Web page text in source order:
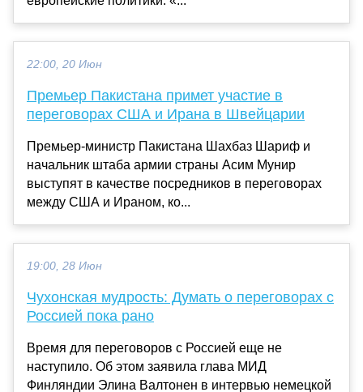
22:00, 20 Июн
Премьер Пакистана примет участие в
переговорах США и Ирана в Швейцарии
Премьер-министр Пакистана Шахбаз Шариф и
начальник штаба армии страны Асим Мунир
выступят в качестве посредников в переговорах
между США и Ираном, ко...
19:00, 28 Июн
Чухонская мудрость: Думать о переговорах с
Россией пока рано
Время для переговоров с Россией еще не
наступило. Об этом заявила глава МИД
Финляндии Элина Валтонен в интервью немецкой